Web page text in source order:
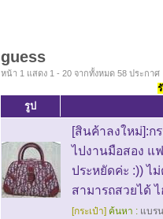
guess
หน้า 1 แสดง 1 - 20 จากทั้งหมด 58 ประกาศ
รูป
[สินค้าลงใหม่]:ก
ไปงานมือสอง แ
ประหยัดค่ะ :)) ไ
สามารถสวยได้
[กระเป๋า] ค้นหา : แบร